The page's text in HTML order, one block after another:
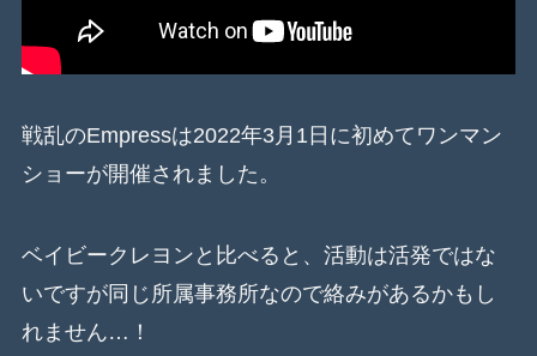
戦乱のEmpressは2022年3月1日に初めてワンマン
ショーが開催されました。
ベイビークレヨンと比べると、活動は活発ではな
いですが同じ所属事務所なので絡みがあるかもし
れません…！